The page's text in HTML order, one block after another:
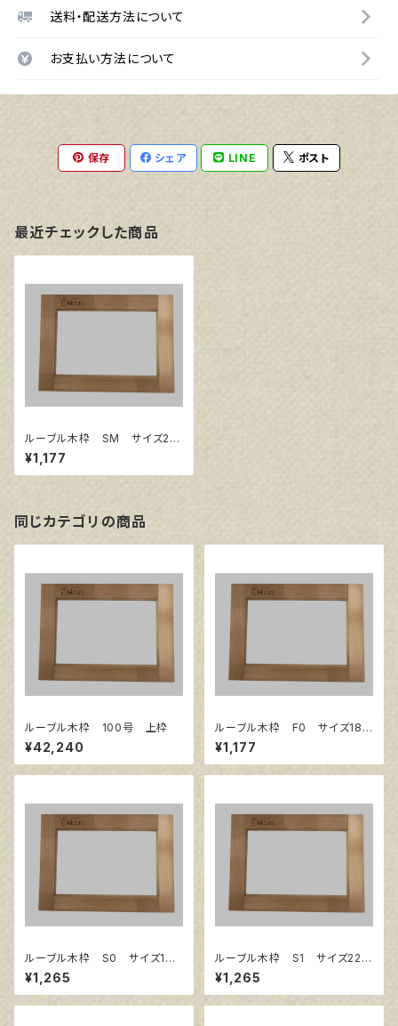
送料・配送方法について
お支払い方法について
保存 シェア LINE ポスト
最近チェックした商品
ルーブル木枠 SM サイズ22
7㎜×158㎜
¥1,177
同じカテゴリの商品
ルーブル木枠 100号 上枠
¥42,240
ルーブル木枠 F0 サイズ180
㎜×140㎜
¥1,177
ルーブル木枠 S0 サイズ180
㎜×180㎜
¥1,265
ルーブル木枠 S1 サイズ220
㎜×220㎜
¥1,265